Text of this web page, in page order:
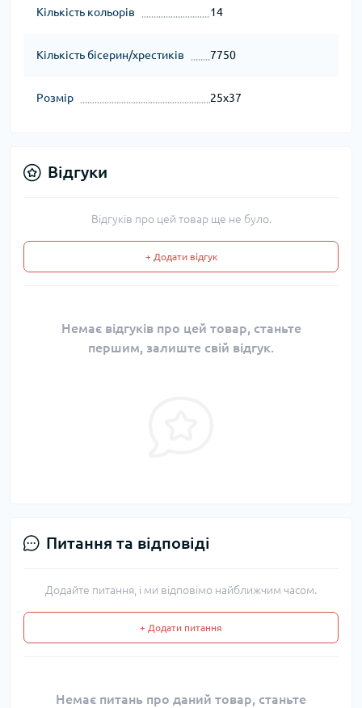
Кількість кольорів 14
Кількість бісерин/хрестиків 7750
Розмір 25x37
Відгуки
Відгуків про цей товар ще не було.
+ Додати відгук
Немає відгуків про цей товар, станьте
першим, залиште свій відгук.
Питання та відповіді
Додайте питання, і ми відповімо найближчим часом.
+ Додати питання
Немає питань про даний товар, станьте